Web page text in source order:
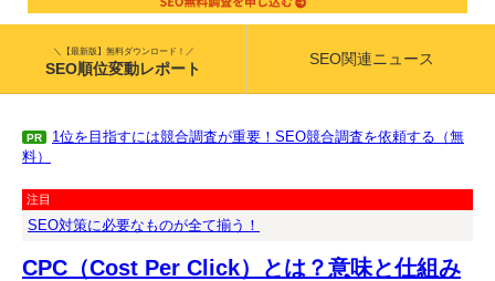
＼【最新版】無料ダウンロード！／
SEO順位変動レポート
SEO関連ニュース
PR
1位を目指すには競合調査が重要！SEO競合調査を依頼する（無
料）
注目
SEO対策に必要なものが全て揃う！
CPC（Cost Per Click）とは？意味と仕組み